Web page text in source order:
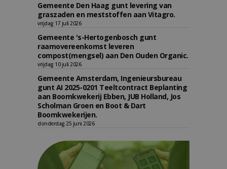
Gemeente Den Haag gunt levering van
graszaden en meststoffen aan Vitagro.
vrijdag 17 juli 2026
Gemeente 's-Hertogenbosch gunt
raamovereenkomst leveren
compost(mengsel) aan Den Ouden Organic.
vrijdag 10 juli 2026
Gemeente Amsterdam, Ingenieursbureau
gunt AI 2025-0201 Teeltcontract Beplanting
aan Boomkwekerij Ebben, JUB Holland, Jos
Scholman Groen en Boot & Dart
Boomkwekerijen.
donderdag 25 juni 2026